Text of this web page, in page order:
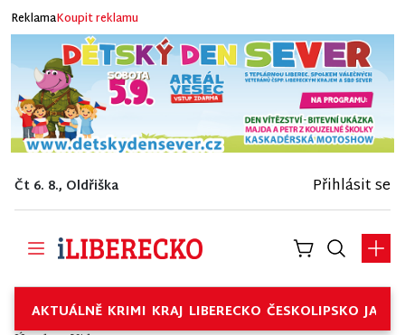
ReklamaKoupit reklamu
Čt 6. 8., Oldřiška Přihlásit se
AKTUÁLNĚ KRIMI KRAJ LIBERECKO ČESKOLIPSKO